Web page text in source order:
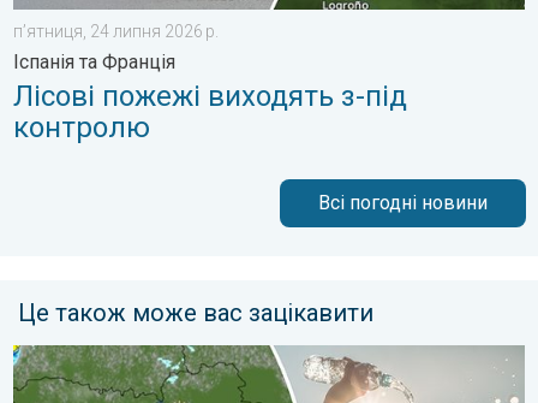
пʼятниця, 24 липня 2026 р.
Іспанія та Франція
Лісові пожежі виходять з-під
контролю
Всі погодні новини
Це також може вас зацікавити
Занадто багато сонця для мозку. Сонячний удар. . .